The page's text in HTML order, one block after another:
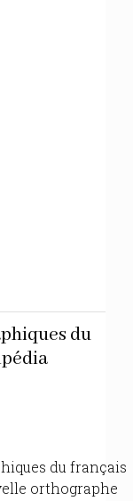
du
du français
orthographe